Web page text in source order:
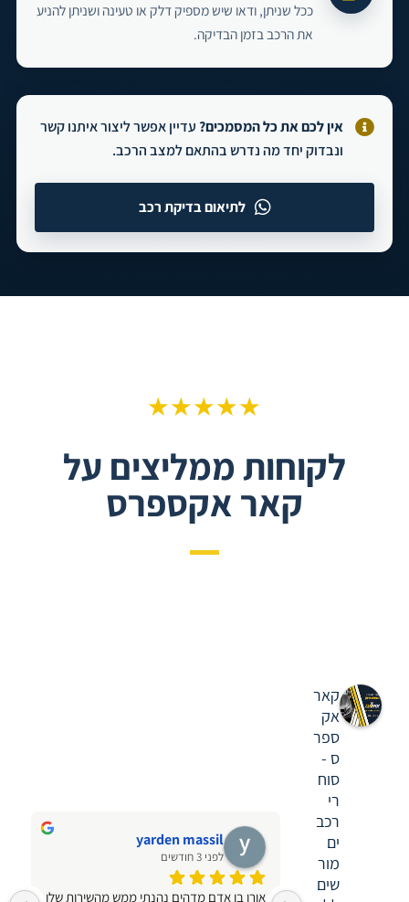
ככל שניתן, ודאו שיש מספיק דלק או טעינה ושניתן להניע
את הרכב בזמן הבדיקה.
אין לכם את כל המסמכים?עדיין אפשר ליצור איתנו קשר
ונבדוק יחד מה נדרש בהתאם למצב הרכב.
לתיאום בדיקת רכב
★★★★★
לקוחות ממליצים על
קאר אקספרס
קאר
אק
ספר
ס -
סוח
רי
רכב
ים
מור
שים
yarden massil
לפני 3 חודשים